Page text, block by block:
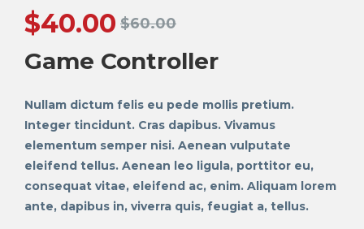
$60.00
$40.00
Game Controller
Nullam dictum felis eu pede mollis pretium.
Integer tincidunt. Cras dapibus. Vivamus
elementum semper nisi. Aenean vulputate
eleifend tellus. Aenean leo ligula, porttitor eu,
consequat vitae, eleifend ac, enim. Aliquam lorem
ante, dapibus in, viverra quis, feugiat a, tellus.